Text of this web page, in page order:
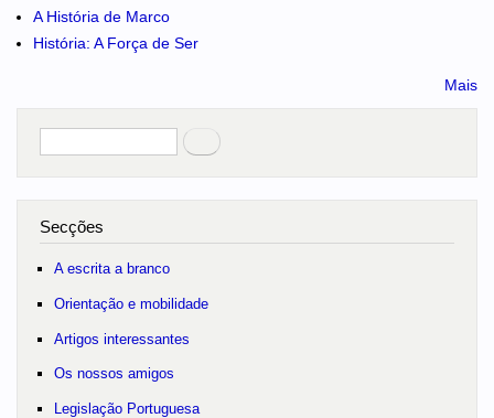
A História de Marco
História: A Força de Ser
Mais
Pesquisar
no portal
Secções
A escrita a branco
Orientação e mobilidade
Artigos interessantes
Os nossos amigos
Legislação Portuguesa